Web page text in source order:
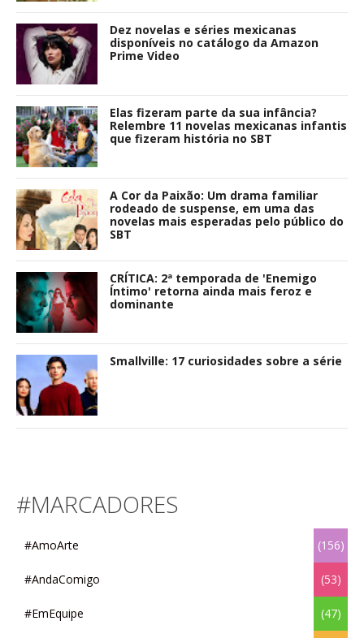
Dez novelas e séries mexicanas
disponíveis no catálogo da Amazon
Prime Video
Elas fizeram parte da sua infância?
Relembre 11 novelas mexicanas infantis
que fizeram história no SBT
A Cor da Paixão: Um drama familiar
rodeado de suspense, em uma das
novelas mais esperadas pelo público do
SBT
CRÍTICA: 2ª temporada de 'Enemigo
Íntimo' retorna ainda mais feroz e
dominante
Smallville: 17 curiosidades sobre a série
#MARCADORES
#AmoArte (156)
#AndaComigo (53)
#EmEquipe (47)